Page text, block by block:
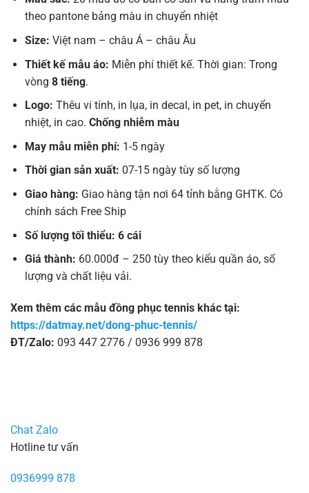
theo pantone bảng màu in chuyển nhiệt
Size: Việt nam – châu Á – châu Âu
Thiết kế mẫu áo: Miễn phí thiết kế. Thời gian: Trong
vòng 8 tiếng.
Logo: Thêu vi tính, in lụa, in decal, in pet, in chuyển
nhiệt, in cao. Chống nhiễm màu
May mẫu miễn phí: 1-5 ngày
Thời gian sản xuất: 07-15 ngày tùy số lượng
Giao hàng: Giao hàng tận nơi 64 tỉnh bằng GHTK. Có
chính sách Free Ship
Số lượng tối thiểu: 6 cái
Giá thành: 60.000đ – 250 tùy theo kiểu quần áo, số
lượng và chất liệu vải.
Xem thêm các mẫu đồng phục tennis khác tại:
https://datmay.net/dong-phuc-tennis/
ĐT/Zalo: 093 447 2776 / 0936 999 878
Chat Zalo
Hotline tư vấn
0936999 878